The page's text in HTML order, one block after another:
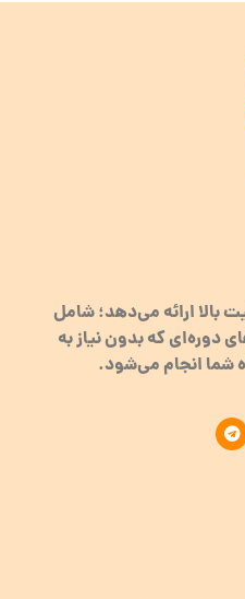
بالا ارائه می‌دهد؛ شامل
دوره‌ای که بدون نیاز به
شما انجام می‌شود.